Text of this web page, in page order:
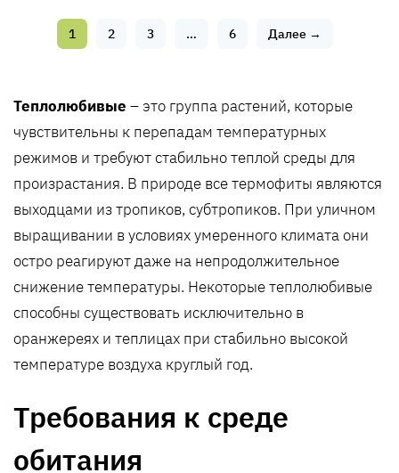
1 2 3 … 6 Далее →
Теплолюбивые – это группа растений, которые
чувствительны к перепадам температурных
режимов и требуют стабильно теплой среды для
произрастания. В природе все термофиты являются
выходцами из тропиков, субтропиков. При уличном
выращивании в условиях умеренного климата они
остро реагируют даже на непродолжительное
снижение температуры. Некоторые теплолюбивые
способны существовать исключительно в
оранжереях и теплицах при стабильно высокой
температуре воздуха круглый год.
Требования к среде
обитания